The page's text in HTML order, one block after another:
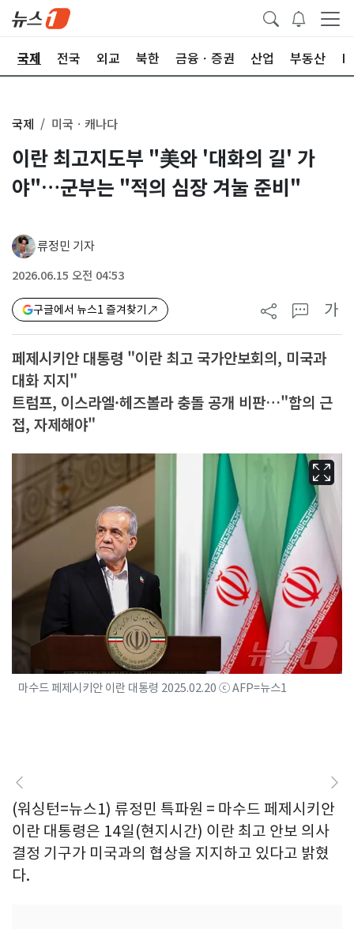
국제 전국 외교 북한 금융ㆍ증권 산업 부동산
국제 미국ㆍ캐나다
이란 최고지도부 "美와 '대화의 길' 가
야"…군부는 "적의 심장 겨눌 준비"
류정민 기자
2026.06.15 오전 04:53
구글에서 뉴스1 즐겨찾기 가
페제시키안 대통령 "이란 최고 국가안보회의, 미국과
대화 지지"
트럼프, 이스라엘·헤즈볼라 충돌 공개 비판…"합의 근
접, 자제해야"
마수드 페제시키안 이란 대통령 2025.02.20 ⓒ AFP=뉴스1
(워싱턴=뉴스1) 류정민 특파원 = 마수드 페제시키안
이란 대통령은 14일(현지시간) 이란 최고 안보 의사
결정 기구가 미국과의 협상을 지지하고 있다고 밝혔
다.